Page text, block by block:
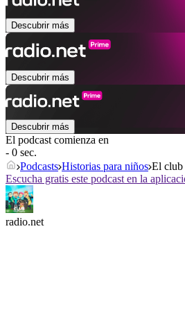
Descubrir más
Descubrir más
Descubrir más
El podcast comienza en
- 0 sec.
Podcasts Historias para niños El club
Escucha gratis este podcast en la
radio.net